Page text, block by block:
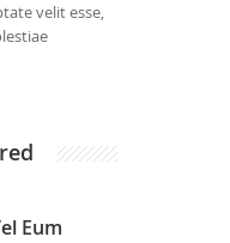
velit esse,
Eum